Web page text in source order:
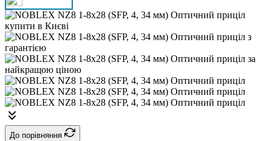
До порівняння